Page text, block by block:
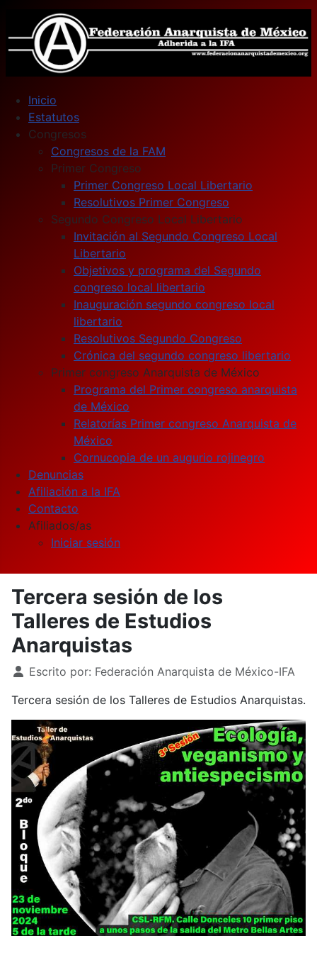
Inicio
Estatutos
Congresos
Congresos de la FAM
Primer Congreso
Primer Congreso Local Libertario
Resolutivos Primer Congreso
Segundo Congreso Local Libertario
Invitación al Segundo Congreso Local
Libertario
Objetivos y programa del Segundo
congreso local libertario
Inauguración segundo congreso local
libertario
Resolutivos Segundo Congreso
Crónica del segundo congreso libertario
Primer congreso Anarquista de México
Programa del Primer congreso anarquista
de México
Relatorías Primer congreso Anarquista de
México
Cornucopia de un augurio rojinegro
Denuncias
Afiliación a la IFA
Contacto
Afiliados/as
Iniciar sesión
Tercera sesión de los
Talleres de Estudios
Anarquistas
Detalles
Escrito por: Federación Anarquista de México-IFA
Tercera sesión de los Talleres de Estudios Anarquistas.